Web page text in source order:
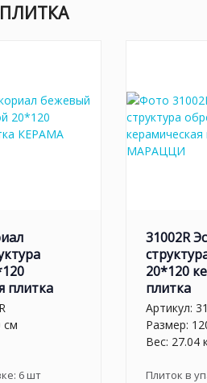
плитка
см
6шт
31002R
20*120
плитка
Артикул:
Размер:
Вес: 27.04
Плиток в